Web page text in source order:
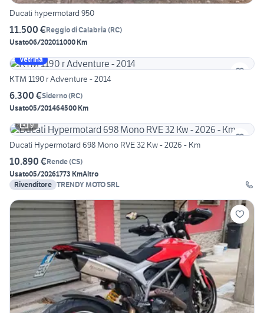
Ducati hypermotard 950
11.500 €Reggio di Calabria (RC)
Usato06/202011000 Km
Vetrina
KTM 1190 r Adventure - 2014
6.300 €Siderno(RC)
Usato05/201464500 Km
9
Ducati Hypermotard 698 Mono RVE 32 Kw - 2026 - Km
10.890 €Rende(CS)
Usato05/20261773 KmAltro
Rivenditore TRENDY MOTO SRL